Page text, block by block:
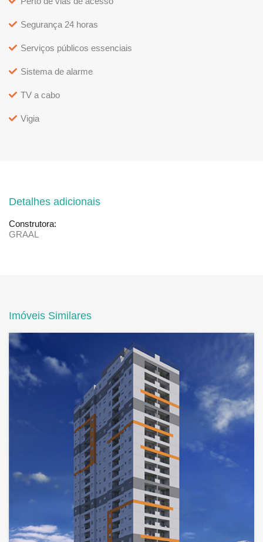
Segurança 24 horas
Serviços públicos essenciais
Sistema de alarme
TV a cabo
Vigia
Detalhes adicionais
Construtora:
GRAAL
Imóveis Similares